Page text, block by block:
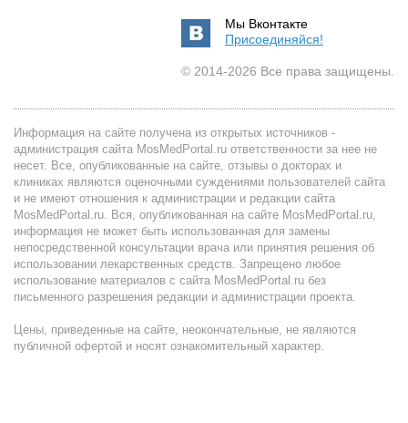
Мы Вконтакте
Присоединяйся!
© 2014-2026 Все права защищены.
Информация на сайте получена из открытых источников -
администрация сайта MosMedPortal.ru ответственности за нее не
несет. Все, опубликованные на сайте, отзывы о докторах и
клиниках являются оценочными суждениями пользователей сайта
и не имеют отношения к администрации и редакции сайта
MosMedPortal.ru. Вся, опубликованная на сайте MosMedPortal.ru,
информация не может быть использованная для замены
непосредственной консультации врача или принятия решения об
использовании лекарственных средств. Запрещено любое
использование материалов с сайта MosMedPortal.ru без
письменного разрешения редакции и администрации проекта.
Цены, приведенные на сайте, неокончательные, не являются
публичной офертой и носят ознакомительный характер.